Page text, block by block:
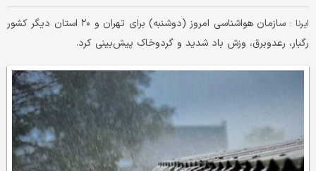
ایرنا :
سازمان هواشناسی امروز (دوشنبه) برای تهران و ۲۰ استان دیگر کشور
رگبار، رعدوبرق، وزش باد شدید و گردوخاک پیش‌بینی کرد.